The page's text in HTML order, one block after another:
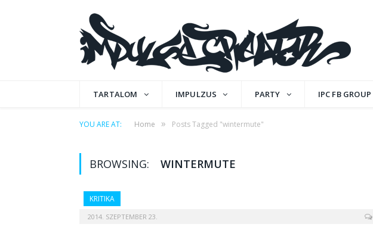
TARTALOM IMPULZUS PARTY IPC FB GROUP
YOU ARE AT: Home » Posts Tagged "wintermute"
BROWSING: WINTERMUTE
KRITIKA
2014. SZEPTEMBER 23.